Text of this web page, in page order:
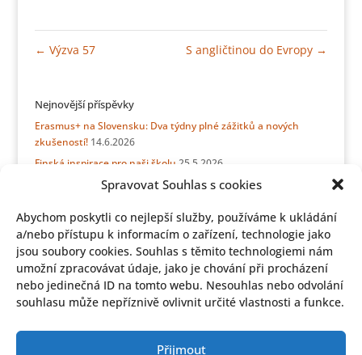
Spravovat Souhlas s cookies
Abychom poskytli co nejlepší služby, používáme k ukládání
a/nebo přístupu k informacím o zařízení, technologie jako
jsou soubory cookies. Souhlas s těmito technologiemi nám
umožní zpracovávat údaje, jako je chování při procházení
nebo jedinečná ID na tomto webu. Nesouhlas nebo odvolání
souhlasu může nepříznivě ovlivnit určité vlastnosti a funkce.
Přijmout
← Výzva 57 S angličtinou do Evropy →
Nejnovější příspěvky
Erasmus+ na Slovensku: Dva týdny plné zážitků a nových
zkušeností! 14.6.2026
Finská inspirace pro naši školu 25.5.2026
Erasmus přátelství bez hranic: týden se sicilskými kamarády
ERASMUS + Stínování v Německu15.5.2026
Informace z jídelny pro rodiče budoucích prvňáčků 11.5.2026
Z Haapavesi do Úval: Erasmus+ spojil školy i srdce 28.4.2026
Aprílový slavíček27.4.2026
Góly umíme! Naši žáci míří do republikového finále21.4.2026
Dotazníkové šetření školní jídelny27.3.2026